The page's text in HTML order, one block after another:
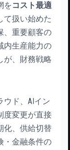
をコスト最適
て扱い始めた
、重要顧客の
内生産能力の
が、財務戦略
ウド、AIイン
度変更が直接
化、供給切替
・金融条件の